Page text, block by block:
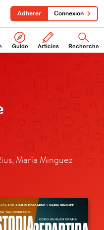
Guide Articles Recherche
Adhérer Connexion
María Minguez